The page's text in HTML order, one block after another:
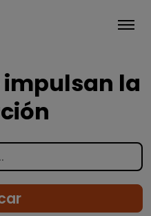
impulsan la